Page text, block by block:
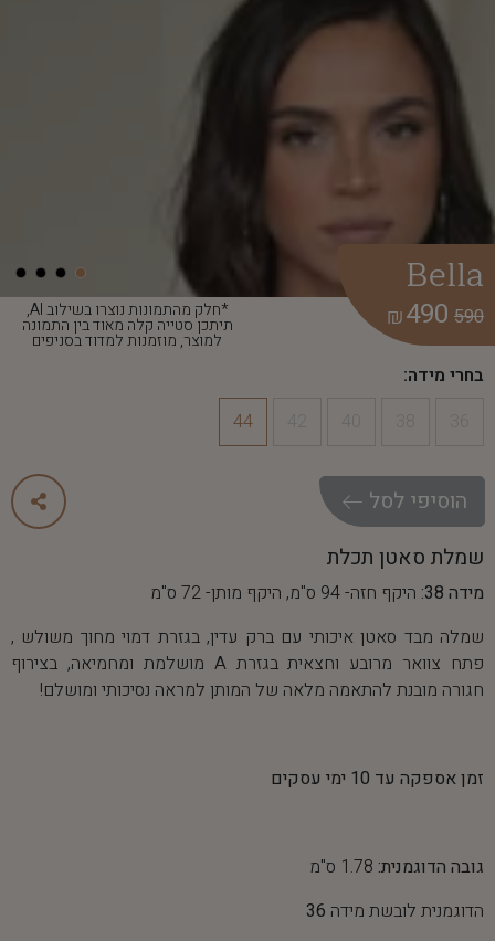
*חלק מהתמונות נוצרו בשילוב AI,
תיתכן סטייה קלה מאוד בין התמונה
למוצר, מוזמנות למדוד בסניפים
Bella
590
490
₪
בחרי מידה:
44
הוסיפי לסל
שמלת סאטן תכלת
מידה 38:
היקף חזה- 94 ס"מ, היקף מותן- 72 ס"מ
שמלה מבד סאטן איכותי עם ברק עדין, בגזרת דמוי מחוך משולש ,
פתח צוואר מרובע וחצאית בגזרת A מושלמת ומחמיאה, בצירוף
חגורה מובנת להתאמה מלאה של המותן למראה נסיכותי ומושלם!
זמן אספקה עד 10 ימי עסקים
גובה הדוגמנית: 1.78 ס"מ
הדוגמנית לובשת מידה 36